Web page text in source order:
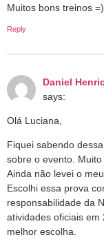
Muitos bons treinos
Reply
Daniel
says:
Olá Luciana,
Fiquei sabendo
sobre o evento.
Ainda não levei o
Escolhi essa prova
responsabilidade da
atividades oficiais
melhor escolha.